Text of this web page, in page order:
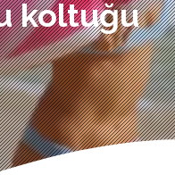
koltuğu